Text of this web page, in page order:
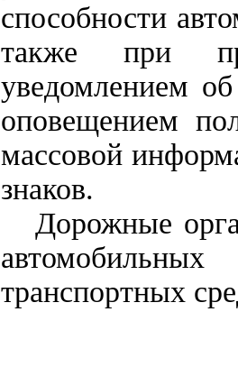
способности
также при
уведомлением
оповещением
массовой
знаков.
Дорожные
транспортных